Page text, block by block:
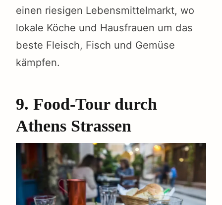
einen riesigen Lebensmittelmarkt, wo
lokale Köche und Hausfrauen um das
beste Fleisch, Fisch und Gemüse
kämpfen.
9. Food-Tour durch
Athens Strassen